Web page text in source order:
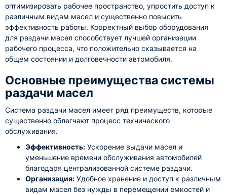
оптимизировать рабочее пространство, упростить доступ к
различным видам масел и существенно повысить
эффективность работы. Корректный выбор оборудования
для раздачи масел способствует лучшей организации
рабочего процесса, что положительно сказывается на
общем состоянии и долговечности автомобиля.
Основные преимущества системы
раздачи масел
Система раздачи масел имеет ряд преимуществ, которые
существенно облегчают процесс технического
обслуживания.
Эффективность: Ускорение выдачи масел и
уменьшение времени обслуживания автомобилей
благодаря централизованной системе раздачи.
Организация: Удобное хранение и доступ к различным
видам масел без нужды в перемещении емкостей и